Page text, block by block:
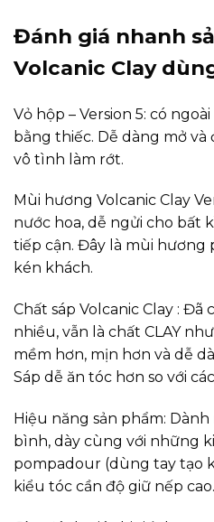
Đánh giá nhanh
Volcanic Clay
Vỏ hộp – Version 5: có
bằng thiếc. Dễ dàng mở
vô tình làm rớt.
Mùi hương Volcanic Clay
nước hoa, dễ ngửi cho bất
tiếp cận. Đây là mùi hương
kén khách.
Chất sáp Volcanic Clay : Đã
nhiều, vẫn là chất CLAY
mềm hơn, mịn hơn và dễ
Sáp dễ ăn tóc hơn so với
Hiệu năng sản phẩm:
bình, dày cùng với những
pompadour (dùng tay tạo
kiểu tóc cần độ giữ nếp